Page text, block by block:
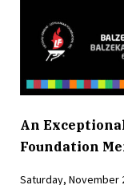
An
Foundation
Saturday, November